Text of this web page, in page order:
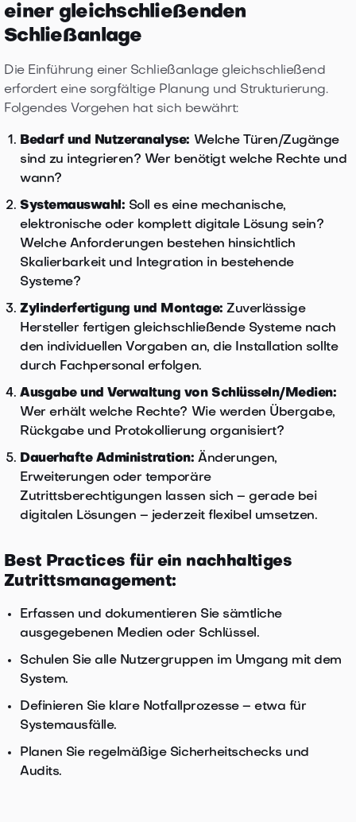
einer gleichschließenden
Schließanlage
Die Einführung einer Schließanlage gleichschließend
erfordert eine sorgfältige Planung und Strukturierung.
Folgendes Vorgehen hat sich bewährt:
Bedarf und Nutzeranalyse: Welche Türen/Zugänge
sind zu integrieren? Wer benötigt welche Rechte und
wann?
Systemauswahl: Soll es eine mechanische,
elektronische oder komplett digitale Lösung sein?
Welche Anforderungen bestehen hinsichtlich
Skalierbarkeit und Integration in bestehende
Systeme?
Zylinderfertigung und Montage: Zuverlässige
Hersteller fertigen gleichschließende Systeme nach
den individuellen Vorgaben an, die Installation sollte
durch Fachpersonal erfolgen.
Ausgabe und Verwaltung von Schlüsseln/Medien:
Wer erhält welche Rechte? Wie werden Übergabe,
Rückgabe und Protokollierung organisiert?
Dauerhafte Administration: Änderungen,
Erweiterungen oder temporäre
Zutrittsberechtigungen lassen sich – gerade bei
digitalen Lösungen – jederzeit flexibel umsetzen.
Best Practices für ein nachhaltiges
Zutrittsmanagement:
Erfassen und dokumentieren Sie sämtliche
ausgegebenen Medien oder Schlüssel.
Schulen Sie alle Nutzergruppen im Umgang mit dem
System.
Definieren Sie klare Notfallprozesse – etwa für
Systemausfälle.
Planen Sie regelmäßige Sicherheitschecks und
Audits.